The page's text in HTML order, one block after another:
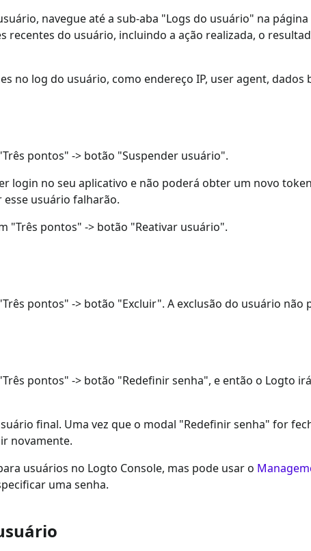
navegue até a sub-aba "Logs do usuário" na
recentes do usuário, incluindo a ação realizada, o
no log do usuário, como endereço IP, user agent, dados
pontos" -> botão "Suspender usuário".
login no seu aplicativo e não poderá obter um novo
usuário falharão.
"Três pontos" -> botão "Reativar usuário".
pontos" -> botão "Excluir". A exclusão do usuário não
pontos" -> botão "Redefinir senha", e então o Logto
final. Uma vez que o modal "Redefinir senha" for
novamente.
usuários no Logto Console, mas pode usar o
uma senha.